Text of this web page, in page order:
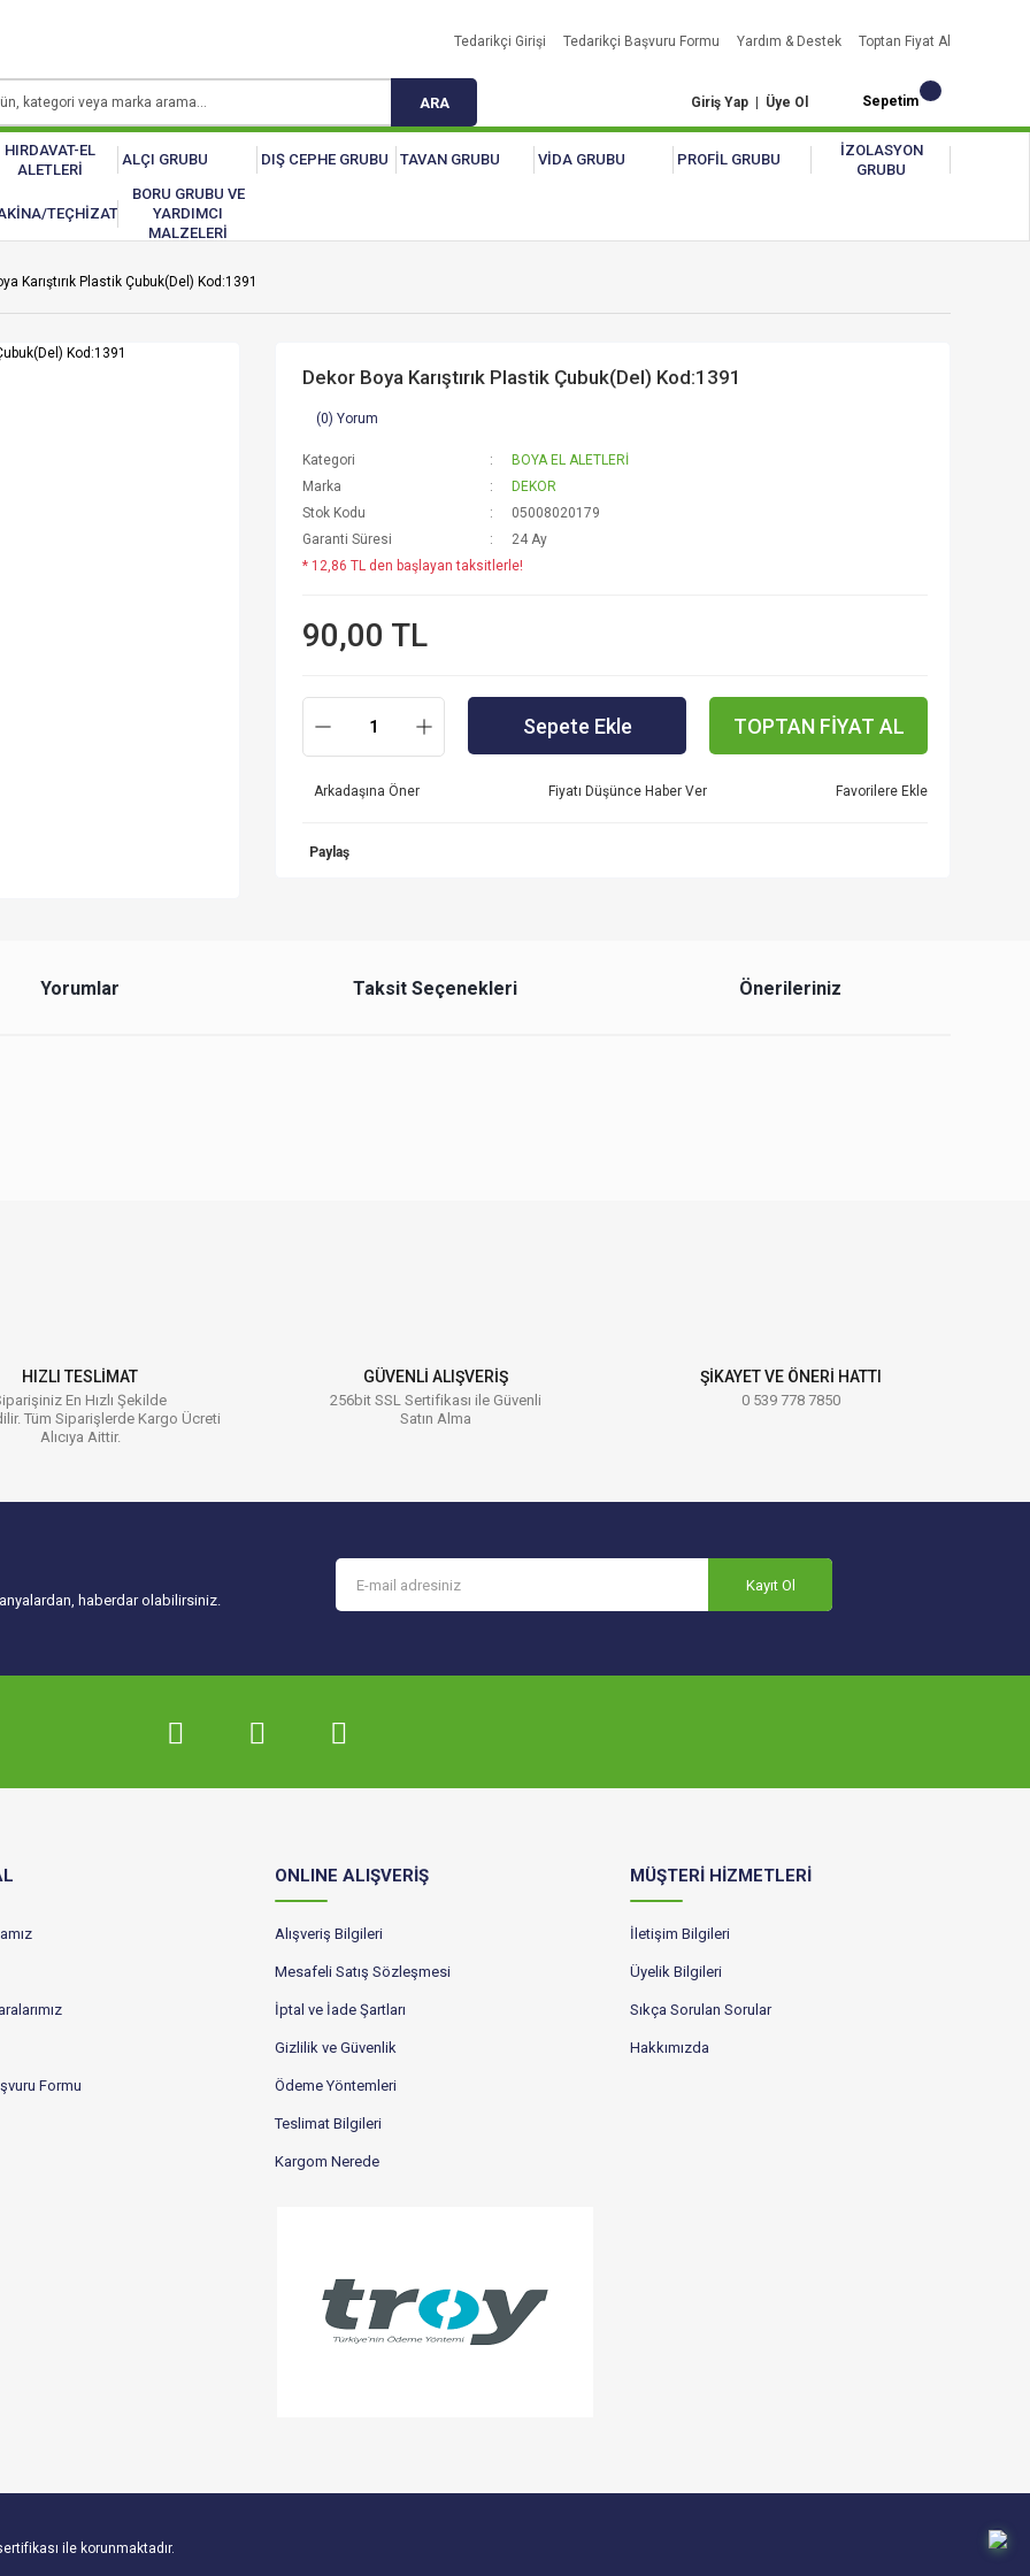
Tedarikçi Girişi Tedarikçi Başvuru Formu Yardım & Destek Toptan Fiyat Al
ARA Giriş Yap | Üye Ol Sepetim
HIRDAVAT-EL
ALETLERİ
ALÇI GRUBU DIŞ CEPHE GRUBU TAVAN GRUBU VİDA GRUBU PROFİL GRUBU
İZOLASYON
GRUBU
TEÇHİZAT
BORU GRUBU VE
YARDIMCI
MALZELERİ
Karıştırık Plastik Çubuk(Del) Kod:1391
Dekor Boya Karıştırık Plastik Çubuk(Del) Kod:1391
(0) Yorum
Kategori
BOYA EL ALETLERİ
Marka
DEKOR
Stok Kodu
05008020179
Garanti Süresi
24 Ay
* 12,86 TL den başlayan taksitlerle!
90,00 TL
Sepete Ekle TOPTAN FİYAT AL
Arkadaşına Öner Fiyatı Düşünce Haber Ver
Paylaş
Yorumlar Taksit Seçenekleri Önerileriniz
HIZLI TESLİMAT
En Hızlı Şekilde
Tüm Siparişlerde Kargo Ücreti
Alıcıya Aittir.
GÜVENLİ ALIŞVERİŞ
256bit SSL Sertifikası ile Güvenli
Satın Alma
ŞİKAYET VE ÖNERİ HATTI
0 539 778 7850
haberdar olabilirsiniz.
Kayıt Ol
Formu
ONLINE ALIŞVERİŞ
Alışveriş Bilgileri
Mesafeli Satış Sözleşmesi
İptal ve İade Şartları
Gizlilik ve Güvenlik
Ödeme Yöntemleri
Teslimat Bilgileri
Kargom Nerede
MÜŞTERİ HİZMETLERİ
İletişim Bilgileri
Üyelik Bilgileri
Sıkça Sorulan Sorular
Hakkımızda
ile korunmaktadır.